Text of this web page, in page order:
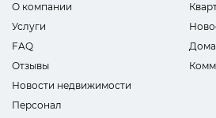
О компании
Услуги
FAQ
Отзывы
Новости недвижимости
Персонал
Дома